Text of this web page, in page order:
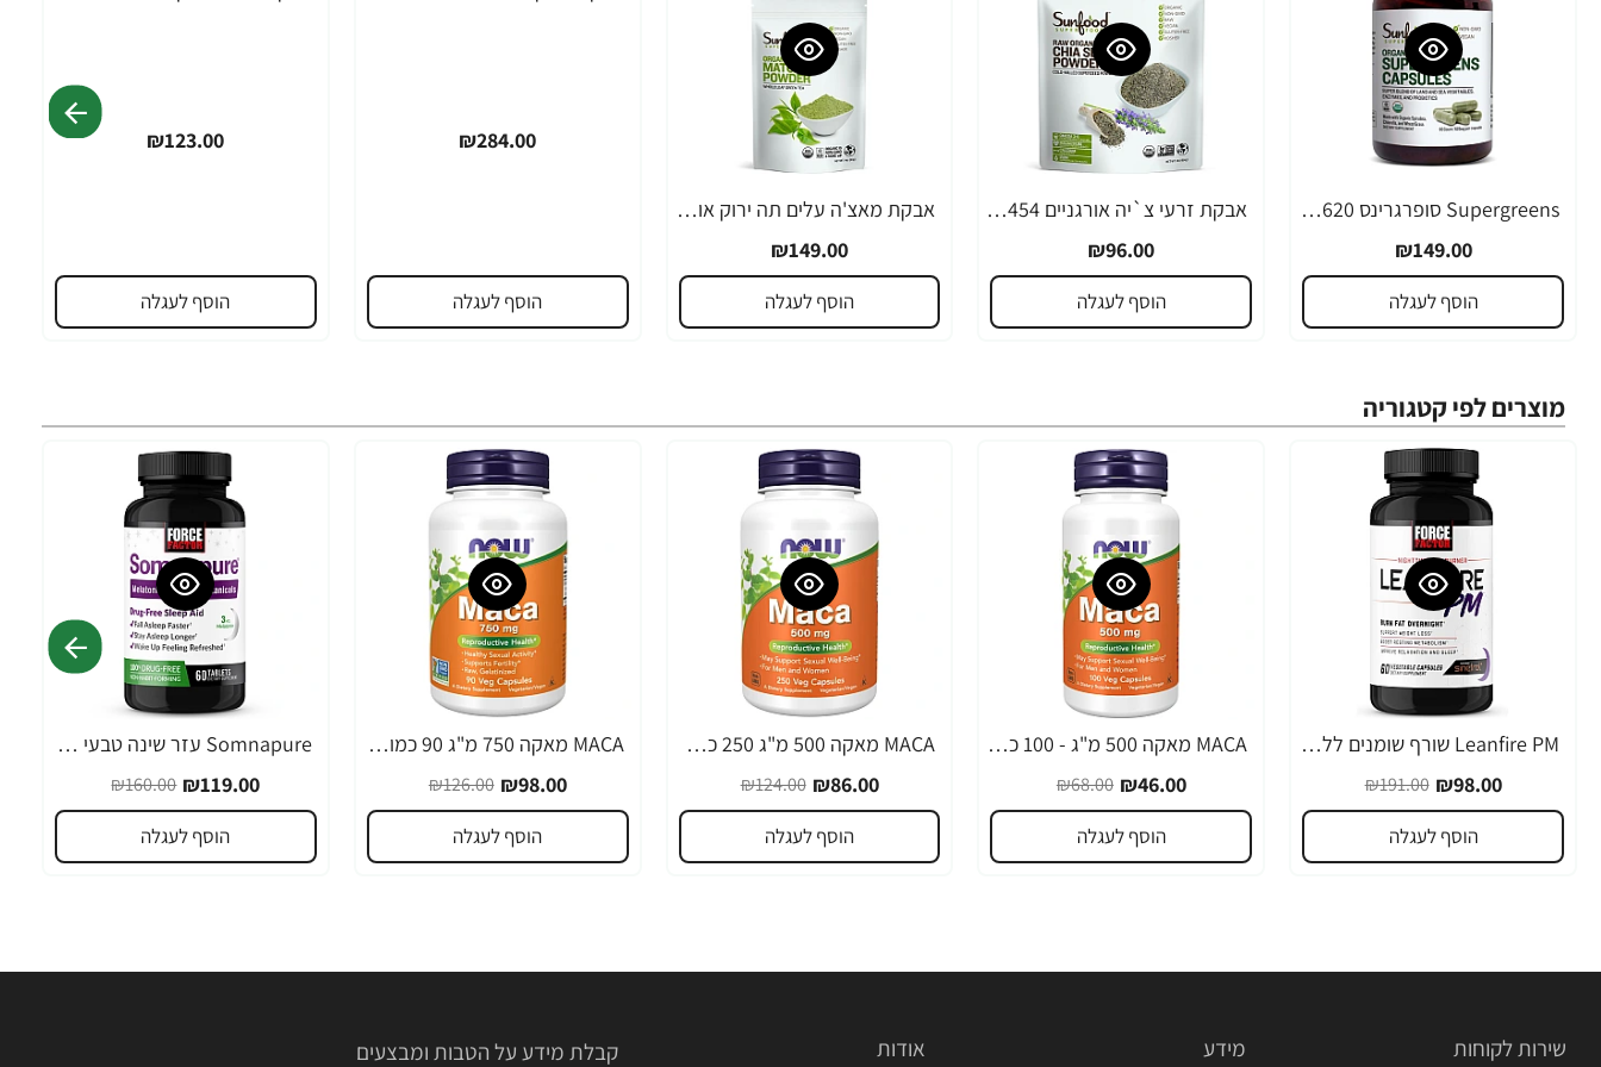
Supergreens סופרגרינס 620 מ"ג 90 כמוסות - מבית Sunfood
₪149.00
הוסף לעגלה
אבקת זרעי צ`יה אורגניים 454 גרם - מבית Sunfood
₪96.00
הוסף לעגלה
אבקת מאצ'ה עלים תה ירוק אורגני 113 גרם - מבית Sunfood
₪149.00
הוסף לעגלה
₪284.00
הוסף לעגלה
₪123.00
הוסף לעגלה
מוצרים לפי קטגוריה
-49%
Leanfire PM שורף שומנים ללילה 60 כמוסות צמחיות - מבית Force Factor
₪98.00
₪191.00
הוסף לעגלה
-32%
MACA מאקה 500 מ"ג - 100 כמוסות - מבית NOW FOODS
₪46.00
₪68.00
הוסף לעגלה
-31%
MACA מאקה 500 מ"ג 250 כמוסות - מבית NOW FOODS
₪86.00
₪124.00
הוסף לעגלה
-22%
MACA מאקה 750 מ"ג 90 כמוסות - מבית NOW FOODS
₪98.00
₪126.00
הוסף לעגלה
-26%
Somnapure עזר שינה טבעי 60 טבליות - מבית Force Factor
₪119.00
₪160.00
הוסף לעגלה
שירות לקוחות מידע אודות קבלת מידע על הטבות ומבצעים